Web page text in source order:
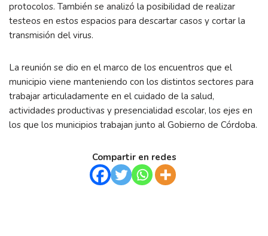
protocolos. También se analizó la posibilidad de realizar
testeos en estos espacios para descartar casos y cortar la
transmisión del virus.
La reunión se dio en el marco de los encuentros que el
municipio viene manteniendo con los distintos sectores para
trabajar articuladamente en el cuidado de la salud,
actividades productivas y presencialidad escolar, los ejes en
los que los municipios trabajan junto al Gobierno de Córdoba.
Compartir en redes